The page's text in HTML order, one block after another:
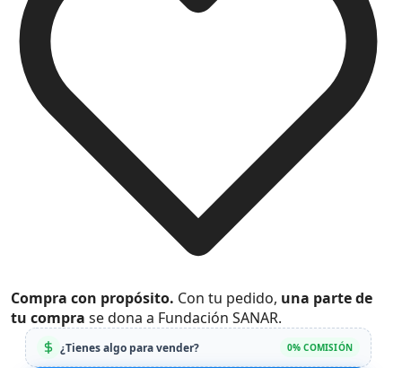
Compra con propósito. Con tu pedido, una parte de
tu compra se dona a Fundación SANAR.
¿Tienes algo para vender? 0% COMISIÓN